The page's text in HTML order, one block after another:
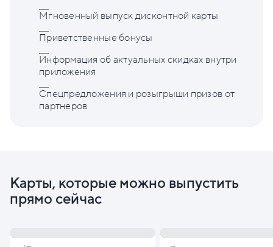
Мгновенный выпуск дисконтной карты
Приветственные бонусы
Информация об актуальных скидках внутри
приложения
Спецпредложения и розыгрыши призов от
партнеров
Карты, которые можно выпустить
прямо сейчас